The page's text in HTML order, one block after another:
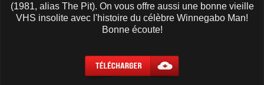
(1981, alias The Pit). On vous offre aussi une bonne vieille
VHS insolite avec l'histoire du célèbre Winnegabo Man!
Bonne écoute!